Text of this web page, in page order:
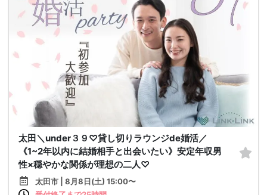
太田＼under３９♡貸し切りラウンジde婚活／
《1~2年以内に結婚相手と出会いたい》安定年収男
性×穏やかな関係が理想の二人♡
太田市 | 8月8日(土) 15:00〜